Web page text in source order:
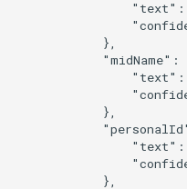
"text":
            },
"midName":
            },
            },